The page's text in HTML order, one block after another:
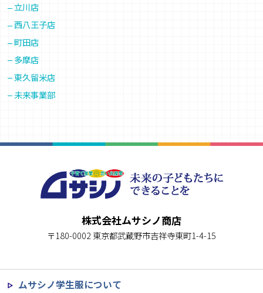
立川店
西八王子店
町田店
多摩店
東久留米店
未来事業部
株式会社ムサシノ商店
〒180-0002 東京都武蔵野市吉祥寺東町1-4-15
ムサシノ学生服について